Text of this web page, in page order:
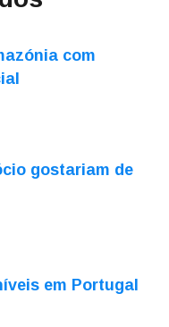
com
gostariam de
em Portugal